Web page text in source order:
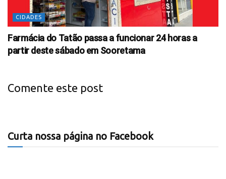
CIDADES
Farmácia do Tatão passa a funcionar 24 horas a
partir deste sábado em Sooretama
Comente este post
Curta nossa página no Facebook